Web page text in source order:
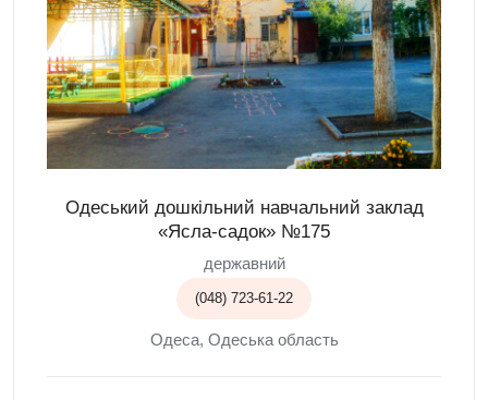
Одеський дошкільний навчальний заклад
«Ясла-садок» №175
державний
(048) 723-61-22
Одеса, Одеська область